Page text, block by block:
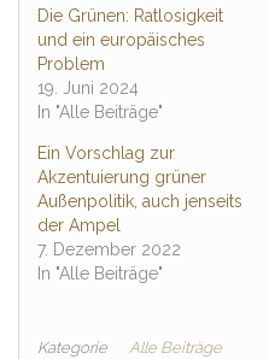
Die Grünen: Ratlosigkeit
und ein europäisches
Problem
19. Juni 2024
In "Alle Beiträge"
Ein Vorschlag zur
Akzentuierung grüner
Außenpolitik, auch jenseits
der Ampel
7. Dezember 2022
In "Alle Beiträge"
Kategorie Alle Beiträge